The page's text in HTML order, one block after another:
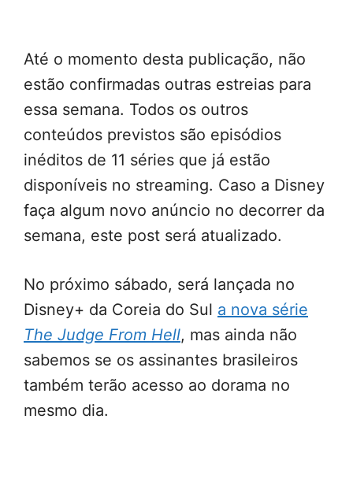
Até o momento desta publicação, não
estão confirmadas outras estreias para
essa semana. Todos os outros
conteúdos previstos são episódios
inéditos de 11 séries que já estão
disponíveis no streaming. Caso a Disney
faça algum novo anúncio no decorrer da
semana, este post será atualizado.
No próximo sábado, será lançada no
Disney+ da Coreia do Sul a nova série
The Judge From Hell, mas ainda não
sabemos se os assinantes brasileiros
também terão acesso ao dorama no
mesmo dia.